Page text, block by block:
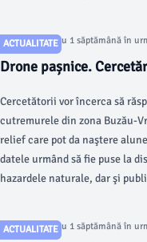
ACTUALITATE
Articol postat cu 1 săptămână în
Drone pașnice.
Cercetătorii vor încerca să
cutremurele din zona Buzău-
relief care pot da naştere
datele urmând să fie puse la
hazardele naturale, dar şi
ACTUALITATE
Articol postat cu 1 săptămână în